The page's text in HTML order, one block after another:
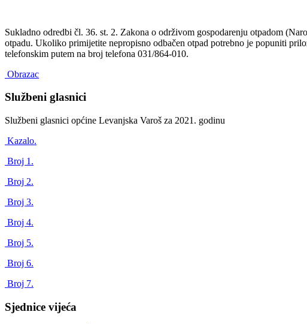
Sukladno odredbi čl. 36. st. 2. Zakona o održivom gospodarenju otpadom
otpadu. Ukoliko primijetite nepropisno odbačen otpad potrebno je popuniti
telefonskim putem na broj telefona 031/864-010.
Obrazac
Službeni glasnici
Službeni glasnici općine Levanjska Varoš za 2021. godinu
Kazalo.
Broj 1.
Broj 2.
Broj 3.
Broj 4.
Broj 5.
Broj 6.
Broj 7.
Sjednice vijeća